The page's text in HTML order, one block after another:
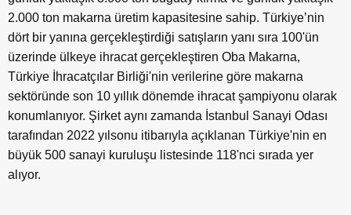
2.000 ton makarna üretim kapasitesine sahip. Türkiye’nin
dört bir yanına gerçekleştirdiği satışların yanı sıra 100'ün
üzerinde ülkeye ihracat gerçekleştiren Oba Makarna,
Türkiye İhracatçılar Birliği'nin verilerine göre makarna
sektöründe son 10 yıllık dönemde ihracat şampiyonu olarak
konumlanıyor. Şirket aynı zamanda İstanbul Sanayi Odası
tarafından 2022 yılsonu itibarıyla açıklanan Türkiye'nin en
büyük 500 sanayi kuruluşu listesinde 118'nci sırada yer
alıyor.